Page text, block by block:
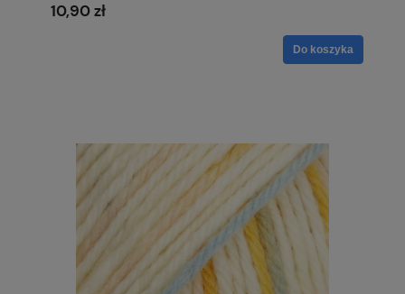
10,90 zł
Do koszyka